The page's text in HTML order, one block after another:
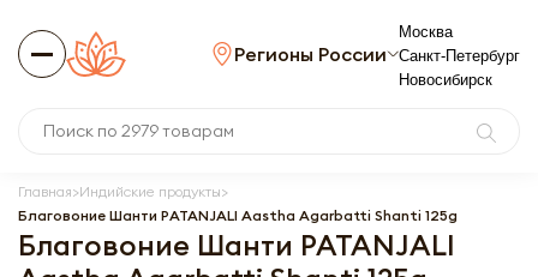
Регионы России
Москва
Санкт-Петербург
Новосибирск
Главная Индийские продукты
Благовоние Шанти PATANJALI Aastha Agarbatti Shanti 125g
Благовоние Шанти PATANJALI